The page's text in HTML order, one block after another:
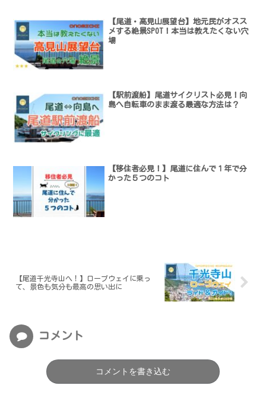
【尾道・高見山展望台】地元民がオスス
メする絶景SPOT！本当は教えたくない穴
場
【駅前渡船】尾道サイクリスト必見！向
島へ自転車のまま渡る最適な方法は？
【移住者必見！】尾道に住んで１年で分
かった５つのコト
【尾道千光寺山へ！】ロープウェイに乗っ
て、景色も気分も最高の思い出に
コメント
コメントを書き込む